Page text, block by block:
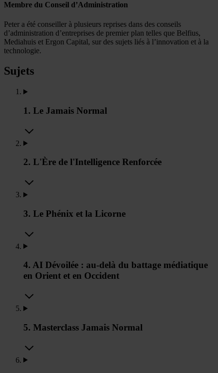
Membre du Conseil d’Administration
Peter a été conseiller à plusieurs reprises dans des conseils
d’administration d’entreprises de premier plan telles que Belfius,
Mediahuis et Ergon Capital, sur des sujets liés à l’innovation et à la
technologie.
Sujets
1. Le Jamais Normal
2. L'Ère de l'Intelligence Renforcée
3. Le Phénix et la Licorne
4. AI Dévoilée : au-delà du battage médiatique
en Orient et en Occident
5. Masterclass Jamais Normal